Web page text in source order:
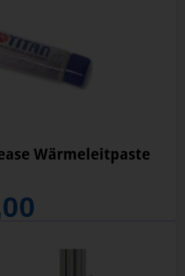
Wärmeleitpaste